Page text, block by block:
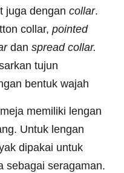
juga dengan collar.
collar, pointed
dan spread collar.
tujun
bentuk wajah
memiliki lengan
Untuk lengan
dipakai untuk
sebagai seragaman.